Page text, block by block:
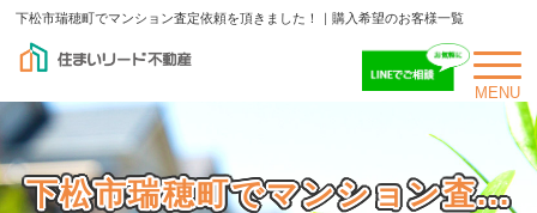
下松市瑞穂町でマンション査定依頼を頂きました！｜購入希望のお客様一覧
MENU
下松市瑞穂町でマンション査...